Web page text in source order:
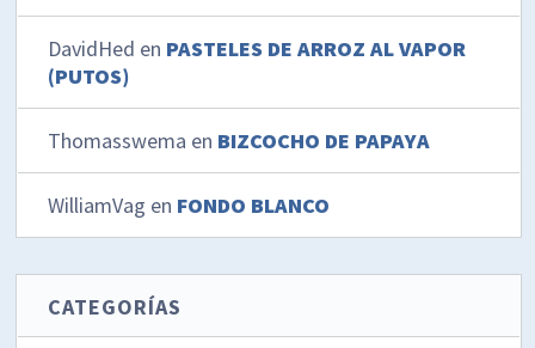
DavidHed en PASTELES DE ARROZ AL VAPOR
(PUTOS)
Thomasswema en BIZCOCHO DE PAPAYA
WilliamVag en FONDO BLANCO
CATEGORÍAS